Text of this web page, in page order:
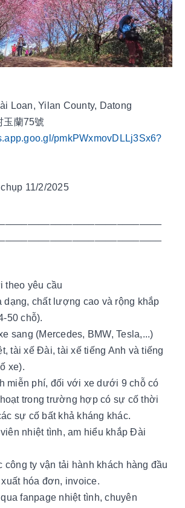
Loan, Yilan County, Datong
玉蘭75號
pmkPWxmovDLLj3Sx6?
11/2/2025
theo yêu cầu
dạng, chất lượng cao và rộng khắp
50 chỗ).
sang (Mercedes, BMW, Tesla,...)
tài xế Đài, tài xế tiếng Anh và tiếng
xe).
miễn phí, đối với xe dưới 9 chỗ có
trong trường hợp có sự cố thời
sự cố bất khả kháng khác.
nhiệt tình, am hiểu khắp Đài
công ty vận tải hành khách hàng đầu
hóa đơn, invoice.
fanpage nhiệt tình, chuyên